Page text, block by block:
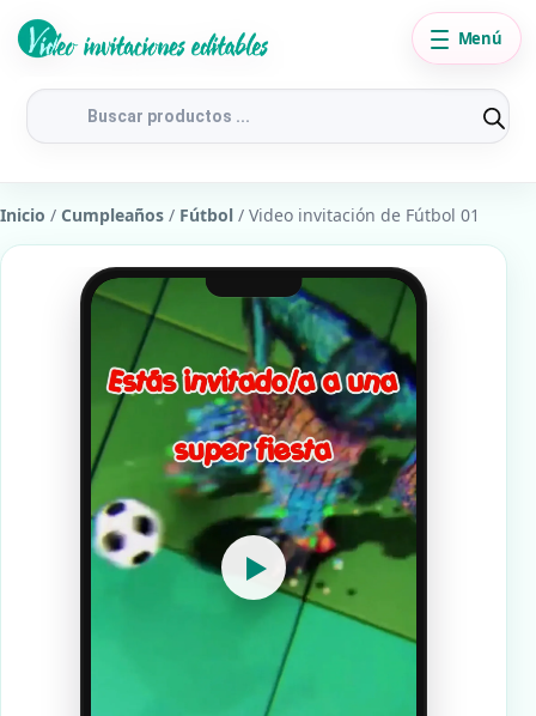
Búsqueda
productos
Menú
Inicio / Cumpleaños / Fútbol / Video invitación de Fútbol 01
▶